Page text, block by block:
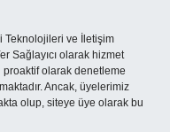
Teknolojileri ve İletişim
Sağlayıcı olarak hizmet
olarak denetleme
Ancak, üyelerimiz
olup, siteye üye olarak bu